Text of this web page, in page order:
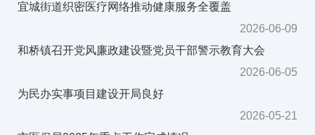
宜城街道织密医疗网络推动健康服务全覆盖
2026-06-09
和桥镇召开党风廉政建设暨党员干部警示教育大会
2026-06-05
为民办实事项目建设开局良好
2026-05-21